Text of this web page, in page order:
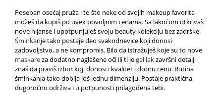
Poseban osećaj pruža i to što neke od svojih makeup favorita
možeš da kupiš po uvek povoljnim cenama. Sa lakoćom otkrivaš
nove nijanse i upotpunjuješ svoju beauty kolekciju bez zadrške.
Šminkanje tako postaje deo svakodnevice koji donosi
zadovoljstvo, a ne kompromis. Bilo da istražuješ koje su to nove
maskareza dodatno naglašene oči ili ti jegel lakzavršni detalj,
znaš da praviš izbor koji donosi i kvalitet i dobru cenu. Rutina
šminkanja tako dobija još jednu dimenziju. Postaje praktična,
dugoročno održiva i u potpunosti prilagođena tebi.